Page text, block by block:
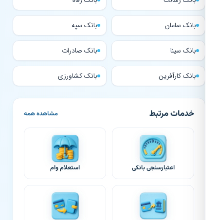
بانک سامان بانک سپه
بانک سینا بانک صادرات
بانک کارآفرین بانک کشاورزی
خدمات مرتبط مشاهده همه
اعتبارسنجی بانکی استعلام وام